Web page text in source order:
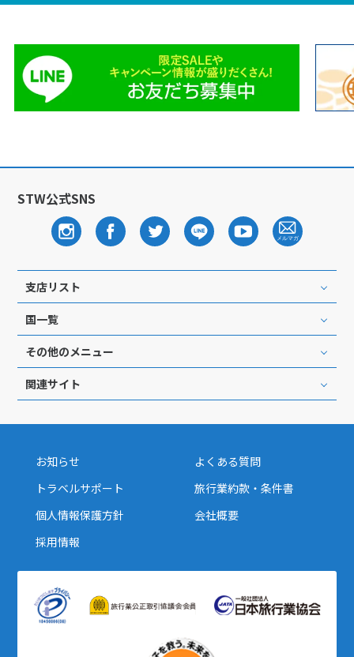
STW公式SNS
支店リスト
国一覧
その他のメニュー
関連サイト
お知らせ
よくある質問
トラベルサポート
旅行業約款・条件書
個人情報保護方針
会社概要
採用情報